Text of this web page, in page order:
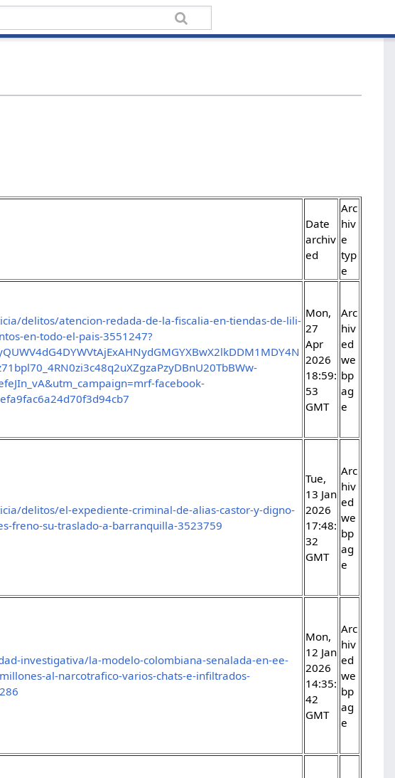
Date
archiv
ed
Arc
hiv
e
typ
e
delitos/atencion-redada-de-la-fiscalia-en-tiendas-de-lili-
en-todo-el-pais-3551247?
facebook-
Mon,
27
Apr
2026
18:59:
53
GMT
Arc
hiv
ed
we
bp
ag
e
delitos/el-expediente-criminal-de-alias-castor-y-digno-
freno-su-traslado-a-barranquilla-3523759
Tue,
13 Jan
2026
17:48:
32
GMT
Arc
hiv
ed
we
bp
ag
e
investigativa/la-modelo-colombiana-senalada-en-ee-
al-narcotrafico-varios-chats-e-infiltrados-
Mon,
12 Jan
2026
14:35:
42
GMT
Arc
hiv
ed
we
bp
ag
e